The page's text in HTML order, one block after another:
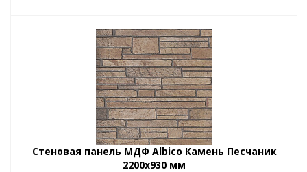
Стеновая панель МДФ Albico Камень Песчаник
2200х930 мм